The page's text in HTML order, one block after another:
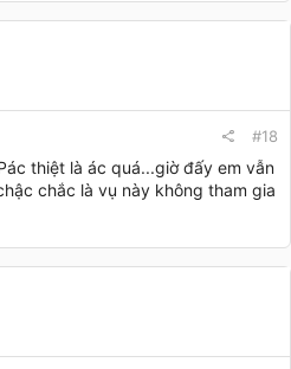
#18
thiệt là ác quá...giờ đấy em vẫn
chắc là vụ này không tham gia